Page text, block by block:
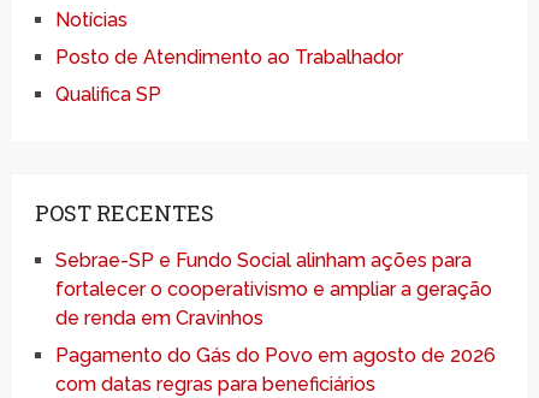
Notícias
Posto de Atendimento ao Trabalhador
Qualifica SP
POST RECENTES
Sebrae-SP e Fundo Social alinham ações para
fortalecer o cooperativismo e ampliar a geração
de renda em Cravinhos
Pagamento do Gás do Povo em agosto de 2026
com datas regras para beneficiários